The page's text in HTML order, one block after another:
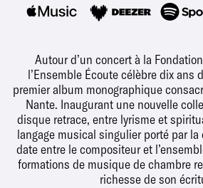
Autour d’un concert à la
l’Ensemble Écoute célèbre dix ans
premier album monographique
Nante. Inaugurant une nouvelle
disque retrace, entre lyrisme et
langage musical singulier porté par
date entre le compositeur et
formations de musique de chambre
richesse de son